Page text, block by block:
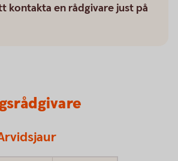
kontakta en rådgivare just på